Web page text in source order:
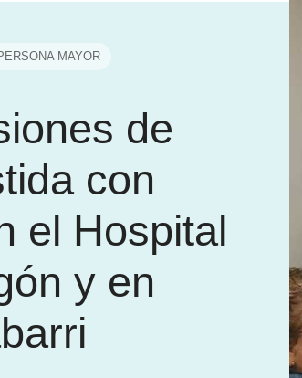
MAYOR
de
con
el Hospital
y en